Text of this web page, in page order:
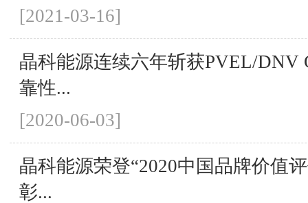
[2021-03-16]
晶科能源连续六年斩获PVEL/DNV
靠性...
[2020-06-03]
晶科能源荣登“2020中国品牌价值
彰...